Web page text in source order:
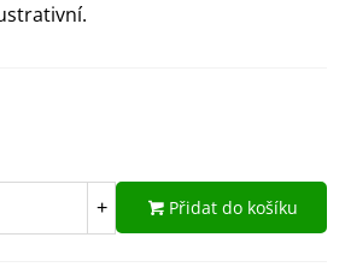
+ Přidat do košíku